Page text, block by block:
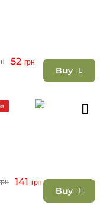
52 грн
Buy
141 грн
Buy